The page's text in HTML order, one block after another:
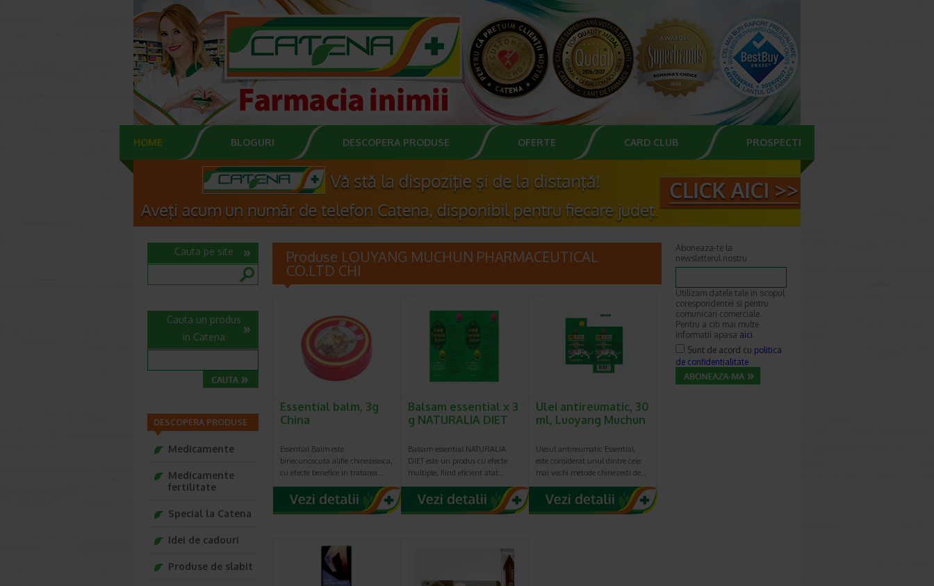
HOME BLOGURI DESCOPERA PRODUSE OFERTE CARD CLUB PROSPECTE
Produse LOUYANG MUCHUN PHARMACEUTICAL
CO.LTD CHI
Essential balm, 3g
China
Essential Balm este
binecunoscuta alifie chinezeasca,
cu efecte benefice in tratarea…
Balsam essential x 3
g NATURALIA DIET
Balsam essential NATURALIA
DIET este un produs cu efecte
multiple, fiind eficient atat…
Ulei antireumatic, 30
ml, Luoyang Muchun
Uleiul antireumatic Essential,
este considerat unul dintre cele
mai vechi metode chinezesti de…
Cauta pe site
Cauta un produs
in Catena
DESCOPERA PRODUSE
Medicamente
Medicamente
fertilitate
Special la Catena
Idei de cadouri
Produse de slabit
Aboneaza-te la
newsletterul nostru
Utilizam datele tale in scopul
corespondentei si pentru
comunicari comerciale.
Pentru a citi mai multe
informatii apasa aici.
Sunt de acord cu politica
de confidentialitate